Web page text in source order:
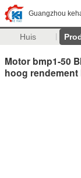
Guangzhou
Huis
Motor bmp1-50
hoog